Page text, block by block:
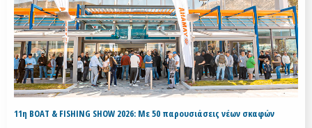
11η BOAT & FISHING SHOW 2026: Με 50 παρουσιάσεις νέων σκαφών